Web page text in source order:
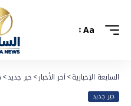
Aa
السابعة الإخبارية>آخر الأخبار>خبر جديد>
خبر جديد